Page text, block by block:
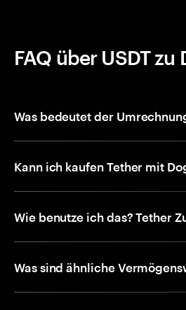
FAQ über USDT
Was bedeutet der
Kann ich kaufen Tether mit
Wie benutze ich das? Tether
Was sind ähnliche